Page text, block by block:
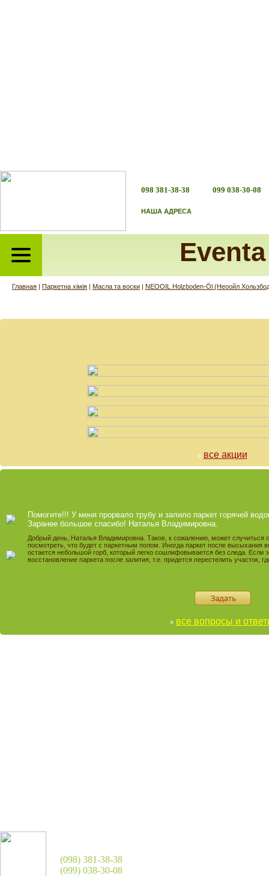
098 381-38-38 099 038-30-08
НАША АДРЕСА
Eventa
» все акции
Помогите!!! У меня прорвало трубу и залило паркет горячей
Заранее большое спасибо! Наталья Владимировна.
Добрый день, Наталья Владимировна. Такое, к сожалению, может
посмотреть, что будет с паркетным полом. Иногда паркет после высыхания
остается небольшой горб, который легко сошлифовывается без следа. Если
восстановление паркета после залития, т.е. придется перестелить участок,
» все вопросы и
Главная | Паркетна хімія | Масла та воски | NEOOIL Holzboden-Öl (Неоойл
(098) 381-38-38
(099) 038-30-08